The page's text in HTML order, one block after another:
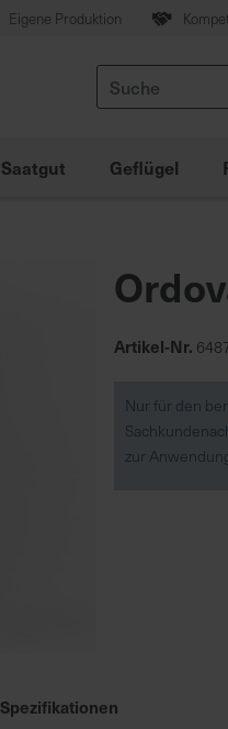
Eigene Produktion
Suche
Saatgut Geflügel
Artikel-Nr.
Nur für den
zur
Spezifikationen